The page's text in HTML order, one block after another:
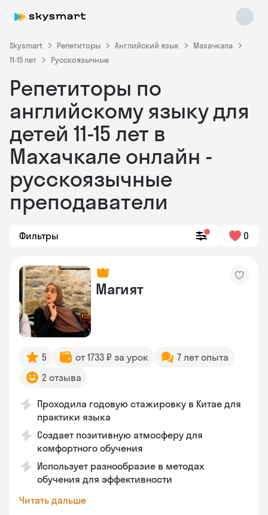
Skysmart Репетиторы Английский язык
Махачкала
11-15 лет
Русскоязычные
Репетиторы по
английскому языку для
детей 11-15 лет в
Махачкале онлайн -
русскоязычные
преподаватели
Фильтры 0
Магият
5 от 1733 ₽ за урок
7 лет опыта
2 отзыва
Проходила годовую стажировку в Китае для
практики языка
Создает позитивную атмосферу для
комфортного обучения
Использует разнообразие в методах
обучения для эффективности
Читать дальше
Skysmart Chat